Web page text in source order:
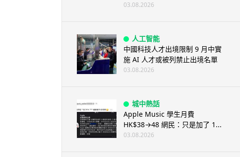
03.08.2026
人工智能
中國科技人才出境限制 9 月中實
施 AI 人才或被列禁止出境名單
03.08.2026
城中熱話
Apple Music 學生月費
HK$38→48 網民：只是加了 1...
03.08.2026